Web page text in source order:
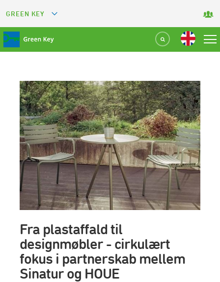
GREEN KEY
GREEN RESTAURANT
GREEN SPORT FACILITY
GREEN TOURISM ORGANIZATION
GREEN CAMPING
GREEN ATTRACTION
Fra plastaffald til
designmøbler - cirkulært
fokus i partnerskab mellem
Sinatur og HOUE